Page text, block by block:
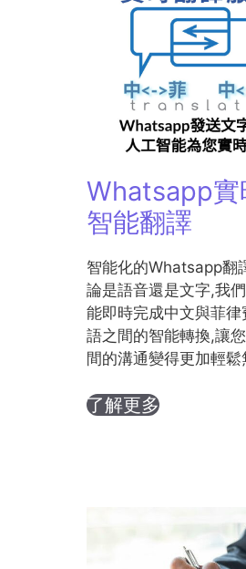
Whatsapp實
智能翻譯
智能化的Whatsapp翻
論是語音還是文字,我
能即時完成中文與菲
語之間的智能轉換,讓
間的溝通變得更加輕鬆
了解更多